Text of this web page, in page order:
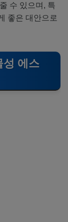
수 있으며, 특
좋은 대안으로
성 에스